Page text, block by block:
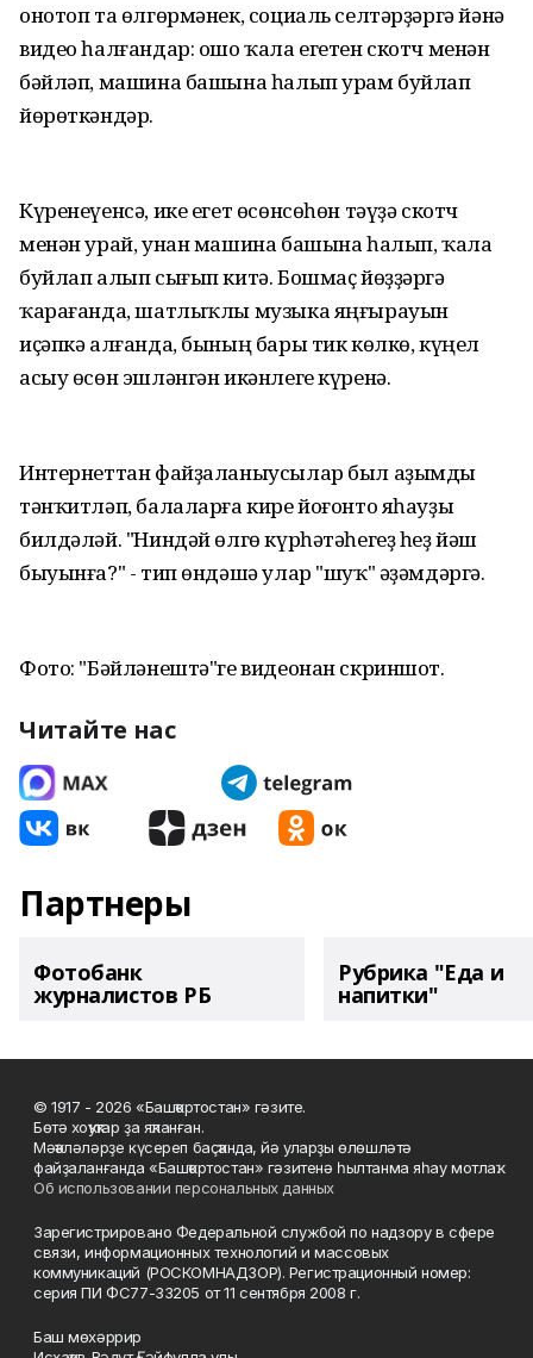
онотоп та өлгөрмәнек, социаль селтәрҙәргә йәнә
видео һалғандар: ошо ҡала егетен скотч менән
бәйләп, машина башына һалып урам буйлап
йөрөткәндәр.
Күренеүенсә, ике егет өсөнсөһөн тәүҙә скотч
менән урай, унан машина башына һалып, ҡала
буйлап алып сығып китә. Бошмаҫ йөҙҙәргә
ҡарағанда, шатлыҡлы музыка яңғырауын
иҫәпкә алғанда, бының бары тик көлкө, күңел
асыу өсөн эшләнгән икәнлеге күренә.
Интернеттан файҙаланыусылар был аҙымды
тәнҡитләп, балаларға кире йоғонто яһауҙы
билдәләй. "Ниндәй өлгө күрһәтәһегеҙ һеҙ йәш
быуынға?" - тип өндәшә улар "шуҡ" әҙәмдәргә.
Фото: "Бәйләнештә"ге видеонан скриншот.
Читайте нас
Партнеры
Фотобанк
журналистов РБ
Рубрика "Еда и
напитки"
© 1917 - 2026 «Башҡортостан» гәзите.
Бөтә хоҡуҡтар ҙа яҡланған.
Мәҡәләләрҙе күсереп баҫҡанда, йә уларҙы өлөшләтә
файҙаланғанда «Башҡортостан» гәзитенә һылтанма яһау мотлаҡ.
Об использовании персональных данных
Зарегистрировано Федеральной службой по надзору в сфере
связи, информационных технологий и массовых
коммуникаций (РОСКОМНАДЗОР). Регистрационный номер:
серия ПИ ФС77-33205 от 11 сентября 2008 г.
Баш мөхәррир